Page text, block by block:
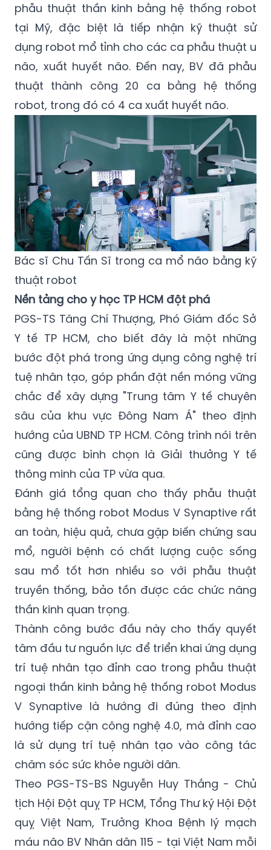
phẫu thuật thần kinh bằng hệ thống robot
tại Mỹ, đặc biệt là tiếp nhận kỹ thuật sử
dụng robot mổ tỉnh cho các ca phẫu thuật u
não, xuất huyết não. Đến nay, BV đã phẫu
thuật thành công 20 ca bằng hệ thống
robot, trong đó có 4 ca xuất huyết não.
Bác sĩ Chu Tấn Sĩ trong ca mổ não bằng kỹ
thuật robot
Nền tảng cho y học TP HCM đột phá
PGS-TS Tăng Chí Thượng, Phó Giám đốc Sở
Y tế TP HCM, cho biết đây là một những
bước đột phá trong ứng dụng công nghệ trí
tuệ nhân tạo, góp phần đặt nền móng vững
chắc để xây dựng "Trung tâm Y tế chuyên
sâu của khu vực Đông Nam Á" theo định
hướng của UBND TP HCM. Công trình nói trên
cũng được bình chọn là Giải thưởng Y tế
thông minh của TP vừa qua.
Đánh giá tổng quan cho thấy phẫu thuật
bằng hệ thống robot Modus V Synaptive rất
an toàn, hiệu quả, chưa gặp biến chứng sau
mổ, người bệnh có chất lượng cuộc sống
sau mổ tốt hơn nhiều so với phẫu thuật
truyền thống, bảo tồn được các chức năng
thần kinh quan trọng.
Thành công bước đầu này cho thấy quyết
tâm đầu tư nguồn lực để triển khai ứng dụng
trí tuệ nhân tạo đỉnh cao trong phẫu thuật
ngoại thần kinh bằng hệ thống robot Modus
V Synaptive là hướng đi đúng theo định
hướng tiếp cận công nghệ 4.0, mà đỉnh cao
là sử dụng trí tuệ nhân tạo vào công tác
chăm sóc sức khỏe người dân.
Theo PGS-TS-BS Nguyễn Huy Thắng - Chủ
tịch Hội Đột quỵ TP HCM, Tổng Thư ký Hội Đột
quỵ Việt Nam, Trưởng Khoa Bệnh lý mạch
máu não BV Nhân dân 115 - tại Việt Nam mỗi